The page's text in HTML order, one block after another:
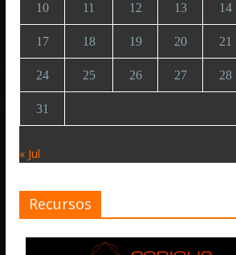
10 11 12 13 14
17 18 19 20 21
24 25 26 27 28
31
« Jul
Recursos